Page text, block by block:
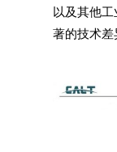
以及其他
著的技术差